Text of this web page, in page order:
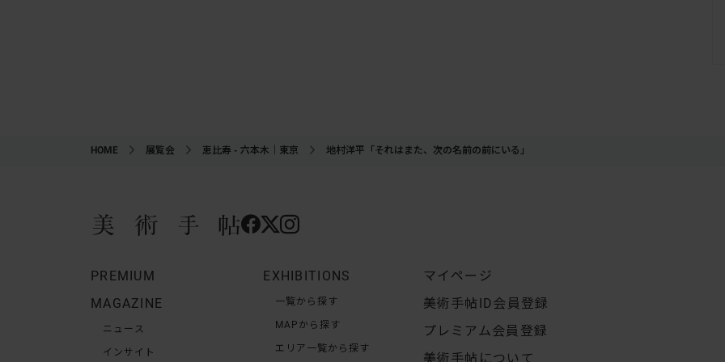
HOME 展覧会 恵比寿 - 六本木｜東京 地村洋平「それはまた、次の名前の前にいる」
PREMIUM
MAGAZINE
ニュース
インサイト
EXHIBITIONS
一覧から探す
MAPから探す
エリア一覧から探す
マイページ
美術手帖ID会員登録
プレミアム会員登録
美術手帖について